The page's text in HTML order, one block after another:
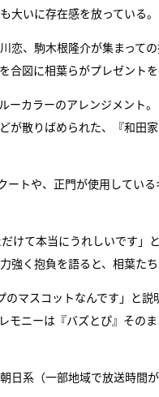
大いに存在感を放っている。
恋、駒木根隆介が集まって
合図に相葉らがプレゼントを
ーカラーのアレンジメント
が散りばめられた、『和田
トや、正門が使用してい
けて本当にうれしいです
く抱負を語ると、相葉た
マスコットなんです」と
ニーは『バズとぴ』その
系（一部地域で放送時間が